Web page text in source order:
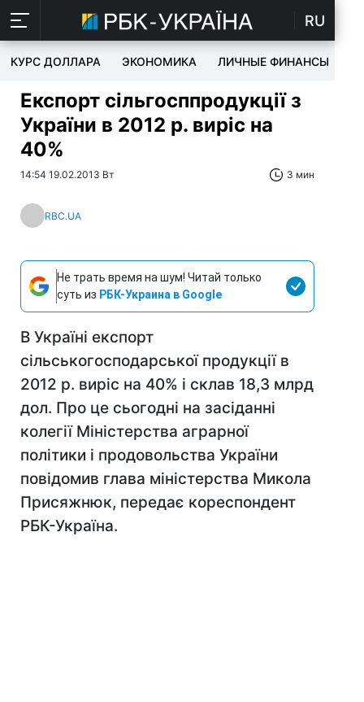
RU
КУРС ДОЛЛАРА ЭКОНОМИКА ЛИЧНЫЕ ФИНАНСЫ
Експорт сільгосппродукції з
України в 2012 р. виріс на
40%
14:54 19.02.2013 Вт 3 мин
RBC.UA
Не трать время на шум! Читай только
суть из РБК-Украина в Google
В Україні експорт
сільськогосподарської продукції в
2012 р. виріс на 40% і склав 18,3 млрд
дол. Про це сьогодні на засіданні
колегії Міністерства аграрної
політики і продовольства України
повідомив глава міністерства Микола
Присяжнюк, передає кореспондент
РБК-Україна.